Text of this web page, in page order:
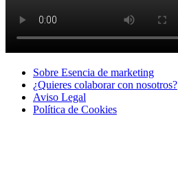
Sobre Esencia de marketing
¿Quieres colaborar con nosotros?
Aviso Legal
Polí­tica de Cookies